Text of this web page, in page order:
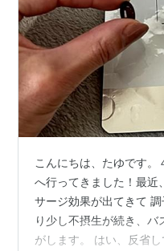
こんにちは、たゆです。
へ行ってきました！最近
サージ効果が出てきて
り少し不摂生が続き、
がします。 はい、反省